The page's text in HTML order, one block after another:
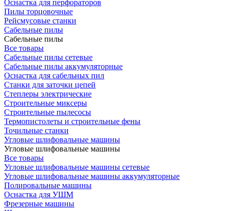
Оснастка для перфораторов
Пилы торцовочные
Рейсмусовые станки
Сабельные пилы
Сабельные пилы
Все товары
Сабельные пилы сетевые
Сабельные пилы аккумуляторные
Оснастка для сабельных пил
Станки для заточки цепей
Степлеры электрические
Строительные миксеры
Строительные пылесосы
Термопистолеты и строительные фены
Точильные станки
Угловые шлифовальные машины
Угловые шлифовальные машины
Все товары
Угловые шлифовальные машины сетевые
Угловые шлифовальные машины аккумуляторные
Полировальные машины
Оснастка для УШМ
Фрезерные машины